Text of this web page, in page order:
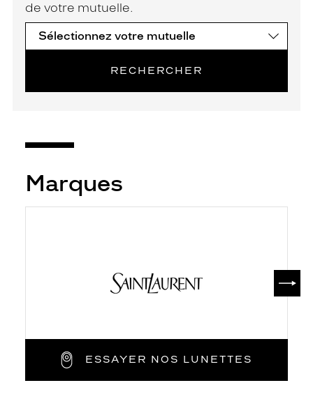
de votre mutuelle.
RECHERCHER
Marques
ESSAYER NOS LUNETTES